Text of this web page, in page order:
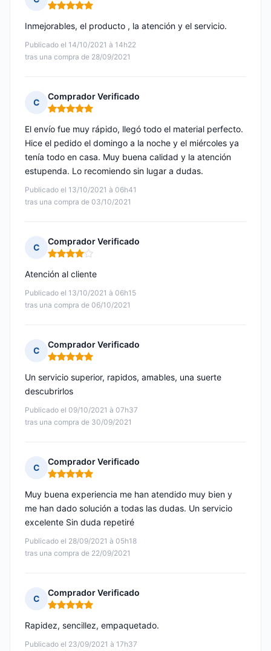
Nota: 5 de 5
Publicado el 14/10/2021 à 14h22
tras una compra de 28/09/2021
Inmejorables, el producto , la atención y el servicio.
C
Comprador Verificado
Nota: 5 de 5
Publicado el 13/10/2021 à 06h41
tras una compra de 03/10/2021
El envío fue muy rápido, llegó todo el material perfecto.
Hice el pedido el domingo a la noche y el miércoles ya
tenía todo en casa. Muy buena calidad y la atención
estupenda. Lo recomiendo sin lugar a dudas.
C
Comprador Verificado
Nota: 4 de 5
Publicado el 13/10/2021 à 06h15
tras una compra de 06/10/2021
Atención al cliente
C
Comprador Verificado
Nota: 5 de 5
Publicado el 09/10/2021 à 07h37
tras una compra de 30/09/2021
Un servicio superior, rapidos, amables, una suerte
descubrirlos
C
Comprador Verificado
Nota: 5 de 5
Publicado el 28/09/2021 à 05h18
tras una compra de 22/09/2021
Muy buena experiencia me han atendido muy bien y
me han dado solución a todas las dudas. Un servicio
excelente Sin duda repetiré
C
Comprador Verificado
Nota: 5 de 5
Publicado el 23/09/2021 à 17h37
Rapidez, sencillez, empaquetado.